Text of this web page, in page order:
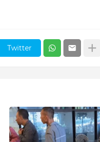
Twitter